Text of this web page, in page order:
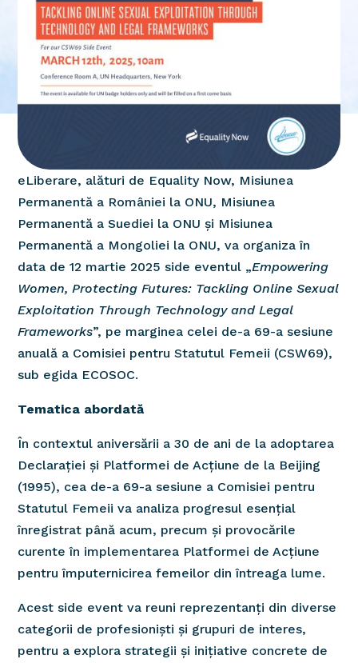
eLiberare, alături de Equality Now, Misiunea
Permanentă a României la ONU, Misiunea
Permanentă a Suediei la ONU și Misiunea
Permanentă a Mongoliei la ONU, va organiza în
data de 12 martie 2025 side eventul „Empowering
Women, Protecting Futures: Tackling Online Sexual
Exploitation Through Technology and Legal
Frameworks”, pe marginea celei de-a 69-a sesiune
anuală a Comisiei pentru Statutul Femeii (CSW69),
sub egida ECOSOC.
Tematica abordată
În contextul aniversării a 30 de ani de la adoptarea
Declarației și Platformei de Acțiune de la Beijing
(1995), cea de-a 69-a sesiune a Comisiei pentru
Statutul Femeii va analiza progresul esențial
înregistrat până acum, precum și provocările
curente în implementarea Platformei de Acțiune
pentru împuternicirea femeilor din întreaga lume.
Acest side event va reuni reprezentanți din diverse
categorii de profesioniști și grupuri de interes,
pentru a explora strategii și inițiative concrete de